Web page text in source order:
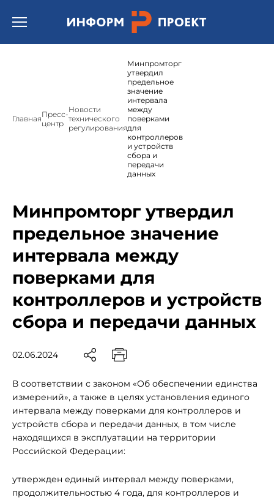
Открыть бургер меню.
ГлавнаяПресс-
центр
Новости
технического
регулирования
Минпромторг
утвердил
предельное
значение
интервала
между
поверками
для
контроллеров
и устройств
сбора и
передачи
данных
Минпромторг утвердил
предельное значение
интервала между
поверками для
контроллеров и устройств
сбора и передачи данных
02.06.2024
В соответствии с законом «Об обеспечении единства
измерений», а также в целях установления единого
интервала между поверками для контроллеров и
устройств сбора и передачи данных, в том числе
находящихся в эксплуатации на территории
Российской Федерации:
утвержден единый интервал между поверками,
продолжительностью 4 года, для контроллеров и